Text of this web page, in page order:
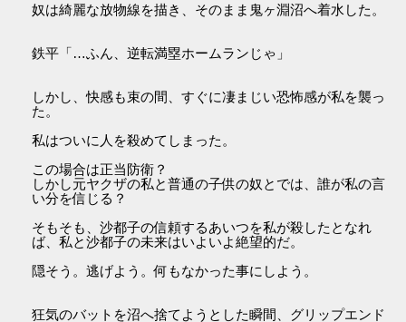
奴は綺麗な放物線を描き、そのまま鬼ヶ淵沼へ着水した。
鉄平「…ふん、逆転満塁ホームランじゃ」
しかし、快感も束の間、すぐに凄まじい恐怖感が私を襲っ
た。
私はついに人を殺めてしまった。
この場合は正当防衛？
しかし元ヤクザの私と普通の子供の奴とでは、誰が私の言
い分を信じる？
そもそも、沙都子の信頼するあいつを私が殺したとなれ
ば、私と沙都子の未来はいよいよ絶望的だ。
隠そう。逃げよう。何もなかった事にしよう。
狂気のバットを沼へ捨てようとした瞬間、グリップエンド